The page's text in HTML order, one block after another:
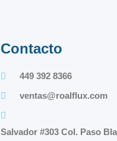
Contacto
449 392 8366
ventas@roalflux.com
Salvador #303 Col. Paso